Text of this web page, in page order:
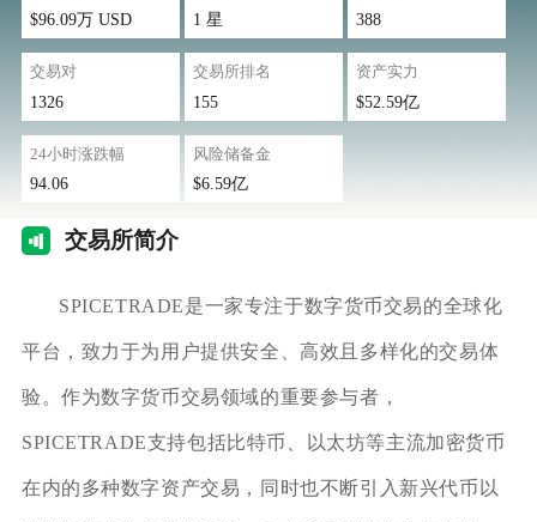
$96.09万 USD 1 星 388
交易对
1326
交易所排名
155
资产实力
$52.59亿
24小时涨跌幅
94.06
风险储备金
$6.59亿
交易所简介
SPICETRADE是一家专注于数字货币交易的全球化
平台，致力于为用户提供安全、高效且多样化的交易体
验。作为数字货币交易领域的重要参与者，
SPICETRADE支持包括比特币、以太坊等主流加密货币
在内的多种数字资产交易，同时也不断引入新兴代币以